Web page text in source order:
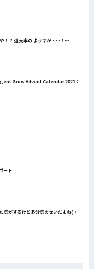
！？ 還元率の ようすが……！〜
Grow Advent Calendar 2021：
ート
気がするけど多分気のせいだよね(；